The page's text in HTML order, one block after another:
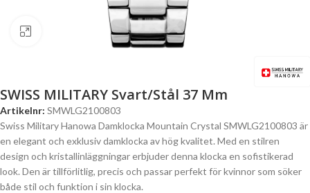
SWISS MILITARY Svart/Stål 37 Mm
Artikelnr: SMWLG2100803
Swiss Military Hanowa Damklocka Mountain Crystal SMWLG2100803 är
en elegant och exklusiv damklocka av hög kvalitet. Med en stilren
design och kristallinläggningar erbjuder denna klocka en sofistikerad
look. Den är tillförlitlig, precis och passar perfekt för kvinnor som söker
både stil och funktion i sin klocka.